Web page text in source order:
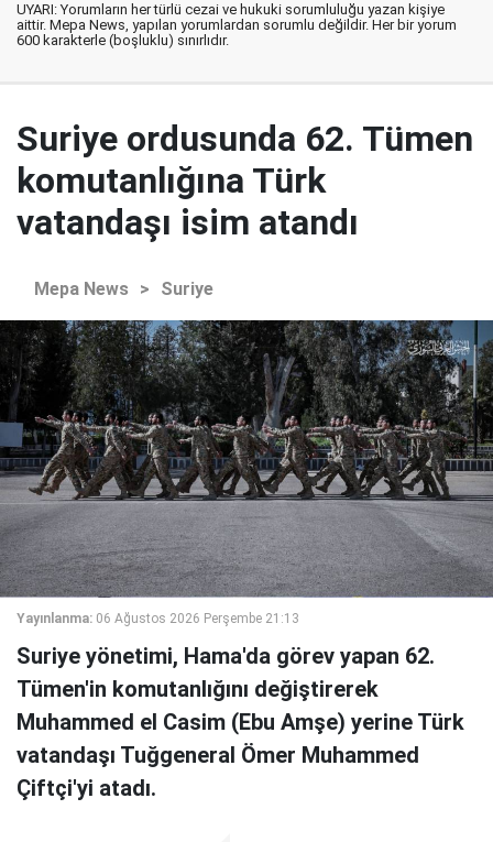
UYARI: Yorumların her türlü cezai ve hukuki sorumluluğu yazan kişiye
aittir. Mepa News, yapılan yorumlardan sorumlu değildir. Her bir yorum
600 karakterle (boşluklu) sınırlıdır.
Suriye ordusunda 62. Tümen
komutanlığına Türk
vatandaşı isim atandı
Mepa News > Suriye
Yayınlanma: 06 Ağustos 2026 Perşembe 21:13
Suriye yönetimi, Hama'da görev yapan 62.
Tümen'in komutanlığını değiştirerek
Muhammed el Casim (Ebu Amşe) yerine Türk
vatandaşı Tuğgeneral Ömer Muhammed
Çiftçi'yi atadı.